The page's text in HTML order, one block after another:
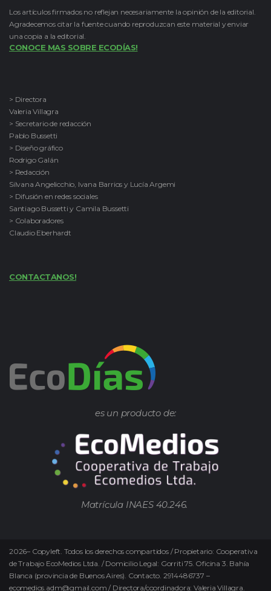
Los artículos firmados no reflejan necesariamente la opinión de la editorial.
Agradecemos citar la fuente cuando reproduzcan este material y enviar
una copia a la editorial.
CONOCE MAS SOBRE ECODÍAS!
> Directora
Valeria Villagra
> Secretario de redacción
Pablo Bussetti
> Diseño gráfico
Rodrigo Galán
> Redacción
Silvana Angelicchio, Ivana Barrios y Lucía Argemi
> Difusión en redes sociales
Santiago Bussetti y Camila Bussetti
> Colaboradores
Claudio Eberhardt
CONTACTANOS!
es un producto de:
Matrícula INAES 40.246.
2026– Copyleft. Todos los derechos compartidos / Propietario: Cooperativa
de Trabajo EcoMedios Ltda. / Domicilio Legal: Gorriti 75. Oficina 3. Bahía
Blanca (provincia de Buenos Aires). Contacto. 2914486737 –
ecomedios.adm@gmail.com / Directora/coordinadora: Valeria Villagra.